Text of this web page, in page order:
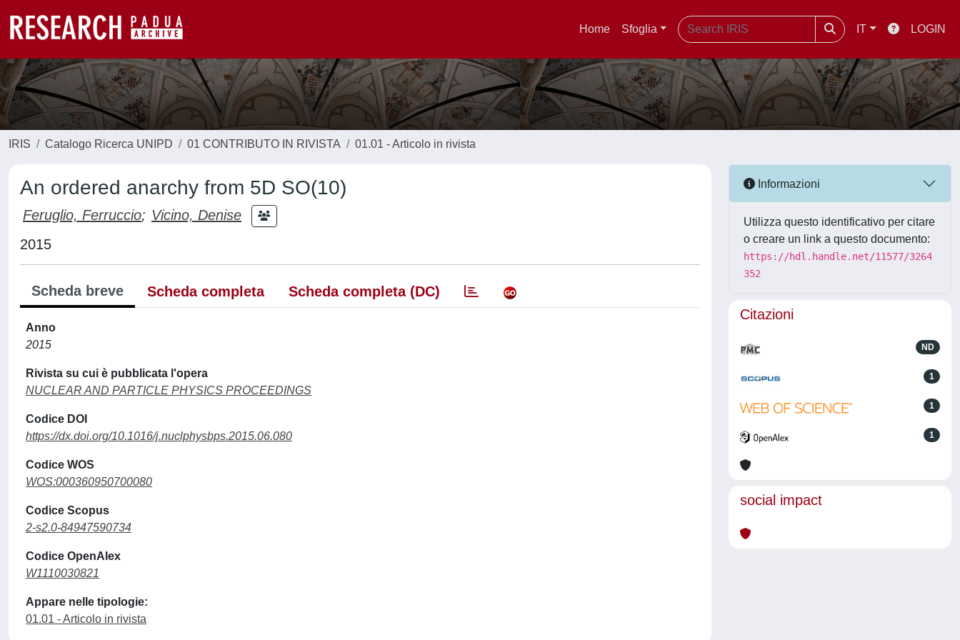
Home Sfoglia IT LOGIN
IRIS Catalogo Ricerca UNIPD 01 CONTRIBUTO IN RIVISTA 01.01 - Articolo in rivista
An ordered anarchy from 5D SO(10)
Feruglio, Ferruccio; Vicino, Denise
2015
Scheda breve Scheda completa Scheda completa (DC)
Anno
2015
Rivista su cui è pubblicata l'opera
NUCLEAR AND PARTICLE PHYSICS PROCEEDINGS
Codice DOI
https://dx.doi.org/10.1016/j.nuclphysbps.2015.06.080
Codice WOS
WOS:000360950700080
Codice Scopus
2-s2.0-84947590734
Codice OpenAlex
W1110030821
Appare nelle tipologie:
01.01 - Articolo in rivista
Informazioni
Utilizza questo identificativo per citare
o creare un link a questo documento:
https://hdl.handle.net/11577/3264
352
Citazioni
ND
1
1
1
social impact